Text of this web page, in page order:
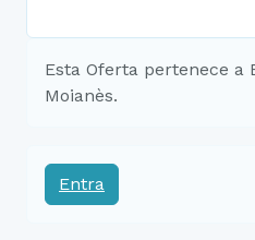
Esta Oferta pertenece a
Moianès.
Entra